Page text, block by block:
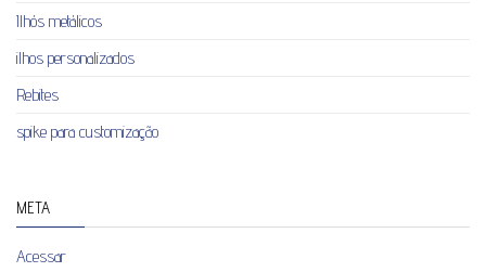
Ilhós metálicos
ilhos personalizados
Rebites
spike para customização
META
Acessar